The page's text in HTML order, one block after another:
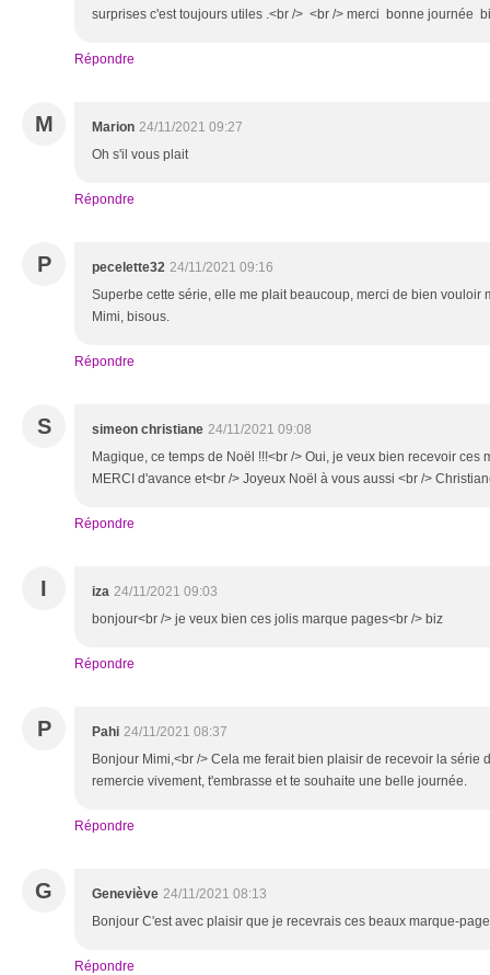
surprises c'est toujours utiles .<br /> <br /> merci bonne journée
Répondre
M Marion 24/11/2021 09:27
Oh s'il vous plait
Répondre
P pecelette32 24/11/2021 09:16
Superbe cette série, elle me plait beaucoup, merci de bien vouloir
Mimi, bisous.
Répondre
S simeon christiane 24/11/2021 09:08
Magique, ce temps de Noël !!!<br /> Oui, je veux bien recevoir ces
MERCI d'avance et<br /> Joyeux Noël à vous aussi <br />
Répondre
I iza 24/11/2021 09:03
bonjour<br /> je veux bien ces jolis marque pages<br /> biz
Répondre
P Pahi 24/11/2021 08:37
Bonjour Mimi,<br /> Cela me ferait bien plaisir de recevoir la série
remercie vivement, t'embrasse et te souhaite une belle journée.
Répondre
G Geneviève 24/11/2021 08:13
Bonjour C'est avec plaisir que je recevrais ces beaux marque-
Répondre